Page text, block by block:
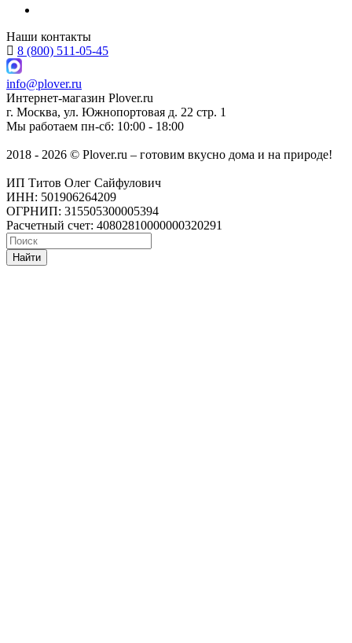
Наши контакты
8 (800) 511-05-45
info@plover.ru
Интернет-магазин Plover.ru
г. Москва, ул. Южнопортовая д. 22 стр. 1
Мы работаем пн-сб: 10:00 - 18:00
2018 - 2026 © Plover.ru – готовим вкусно дома и на природе!
ИП Титов Олег Сайфулович
ИНН: 501906264209
ОГРНИП: 315505300005394
Расчетный счет: 40802810000000320291
Найти